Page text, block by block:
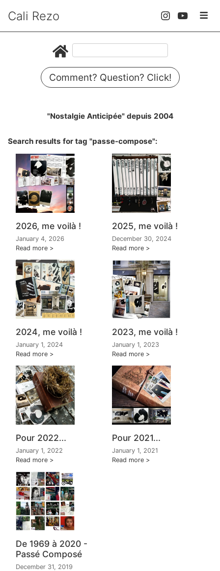
Cali Rezo
Comment? Question? Click!
"Nostalgie Anticipée" depuis 2004
Search results for tag "passe-compose":
2026, me voilà !
January 4, 2026
Read more
2025, me voilà !
December 30, 2024
Read more
2024, me voilà !
January 1, 2024
Read more
2023, me voilà !
January 1, 2023
Read more
Pour 2022...
January 1, 2022
Read more
Pour 2021...
January 1, 2021
Read more
De 1969 à 2020 -
Passé Composé
December 31, 2019